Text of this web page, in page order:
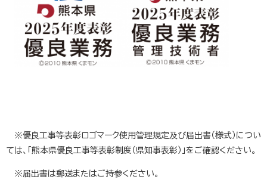
※優良工事等表彰ロゴマーク使用管理規定及び届出書（様式）につい
ては、「熊本県優良工事等表彰制度（県知事表彰）」をご確認ください。
※届出書は郵送またはご持参ください。